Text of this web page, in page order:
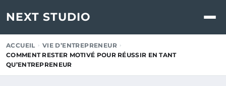
NEXT STUDIO
ACCUEIL
VIE D’ENTREPRENEUR
COMMENT RESTER MOTIVÉ POUR RÉUSSIR EN TANT
QU’ENTREPRENEUR